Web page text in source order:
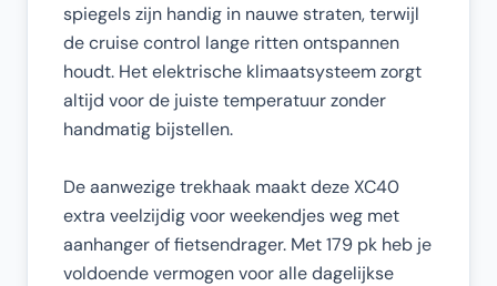
spiegels zijn handig in nauwe straten, terwijl
de cruise control lange ritten ontspannen
houdt. Het elektrische klimaatsysteem zorgt
altijd voor de juiste temperatuur zonder
handmatig bijstellen.
De aanwezige trekhaak maakt deze XC40
extra veelzijdig voor weekendjes weg met
aanhanger of fietsendrager. Met 179 pk heb je
voldoende vermogen voor alle dagelijkse